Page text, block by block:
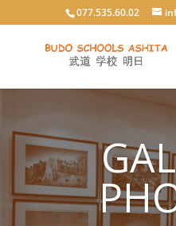
077.535.60.02